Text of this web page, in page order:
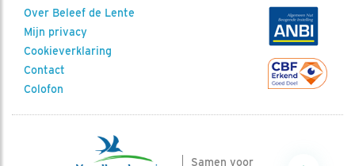
Over Beleef de Lente
Mijn privacy
Cookieverklaring
Contact
Colofon
Samen voor